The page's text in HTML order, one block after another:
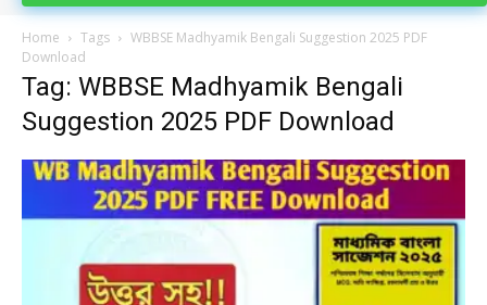
Home Tags
WBBSE Madhyamik Bengali Suggestion 2025 PDF
Download
Tag: WBBSE Madhyamik Bengali
Suggestion 2025 PDF Download